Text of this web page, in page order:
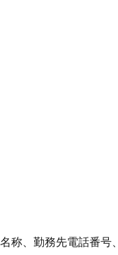
称、勤務先電話番号、